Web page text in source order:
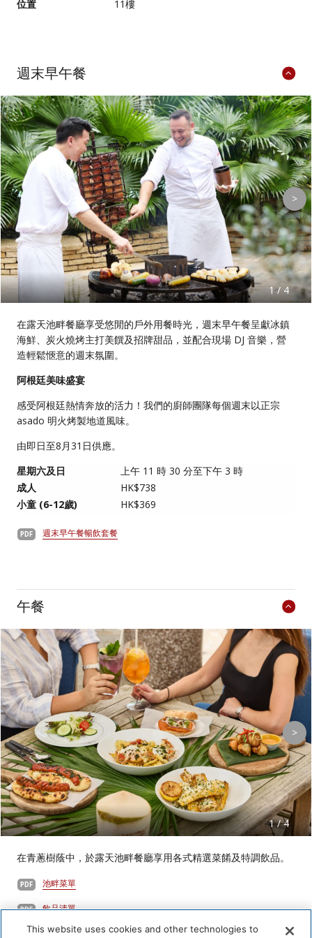
位置
11樓
週末早午餐
1 / 4
>
在露天池畔餐廳享受悠閒的戶外用餐時光，週末早午餐呈獻冰鎮
海鮮、炭火燒烤主打美饌及招牌甜品，並配合現場 DJ 音樂，營
造輕鬆愜意的週末氛圍。
阿根廷美味盛宴
感受阿根廷熱情奔放的活力！我們的廚師團隊每個週末以正宗
asado 明火烤製地道風味。
由即日至8月31日供應。
星期六及日
上午 11 時 30 分至下午 3 時
成人
HK$738
小童 (6-12歲)
HK$369
週末早午餐暢飲套餐
午餐
1 / 4
>
在青蔥樹蔭中，於露天池畔餐廳享用各式精選菜餚及特調飲品。
池畔菜單
飲品清單
This website uses cookies and other technologies to